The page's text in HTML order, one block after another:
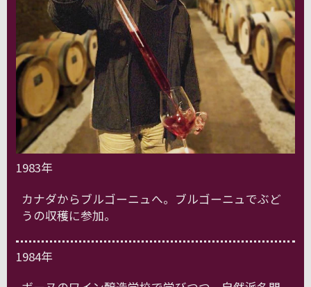
1983年
カナダからブルゴーニュへ。ブルゴーニュでぶど
うの収穫に参加。
1984年